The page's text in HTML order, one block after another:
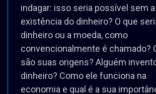
indagar: isso seria possível sem a
existência do dinheiro? O que
dinheiro ou a moeda, como
convencionalmente é chamado?
são suas origens? Alguém
dinheiro? Como ele funciona na
economia e qual é a sua